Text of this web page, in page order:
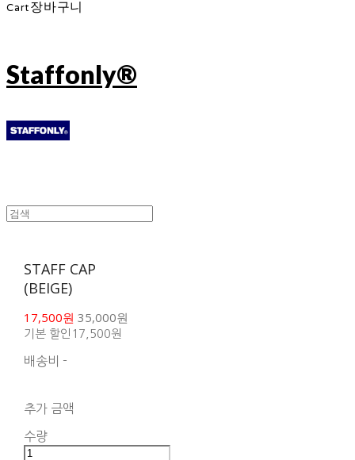
Cart장바구니
Staffonly®
STAFF CAP
(BEIGE)
17,500원 35,000원
기본 할인 17,500원
배송비 -
추가 금액
수량